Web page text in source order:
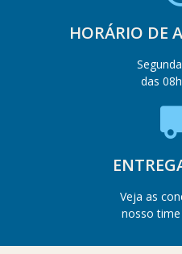
HORÁRIO DE
das
Veja as
nosso time